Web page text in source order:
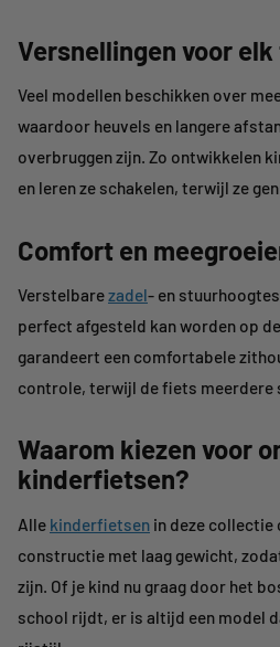
Versnellingen voor
Veel modellen beschikken over
waardoor heuvels en langere
overbruggen zijn. Zo ontwikkelen
en leren ze schakelen, terwijl ze
Comfort en
Verstelbarezadel- en
perfect afgesteld kan worden op
garandeert een comfortabele
controle, terwijl de fiets meerdere
Waarom kiezen voor
kinderfietsen?
Alle kinderfietsen in deze collectie
constructie met laag gewicht,
zijn. Of je kind nu graag door het
school rijdt, er is altijd een model